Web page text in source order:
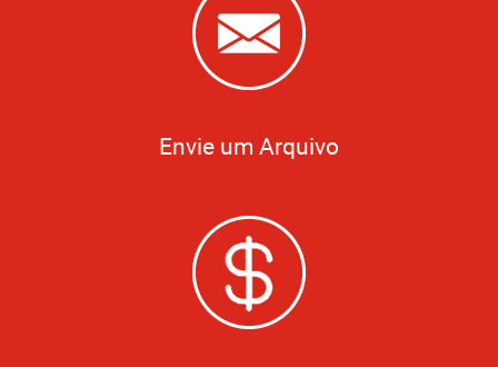
Envie um Arquivo